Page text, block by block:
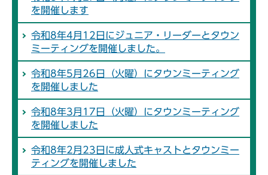
を開催します
令和8年4月12日にジュニア・リーダーとタウン
ミーティングを開催しました。
令和8年5月26日（火曜）にタウンミーティング
を開催しました
令和8年3月17日（火曜）にタウンミーティング
を開催しました
令和8年2月23日に成人式キャストとタウンミー
ティングを開催しました